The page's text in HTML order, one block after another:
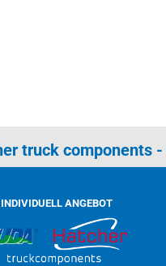
truck components -
ANGEBOT